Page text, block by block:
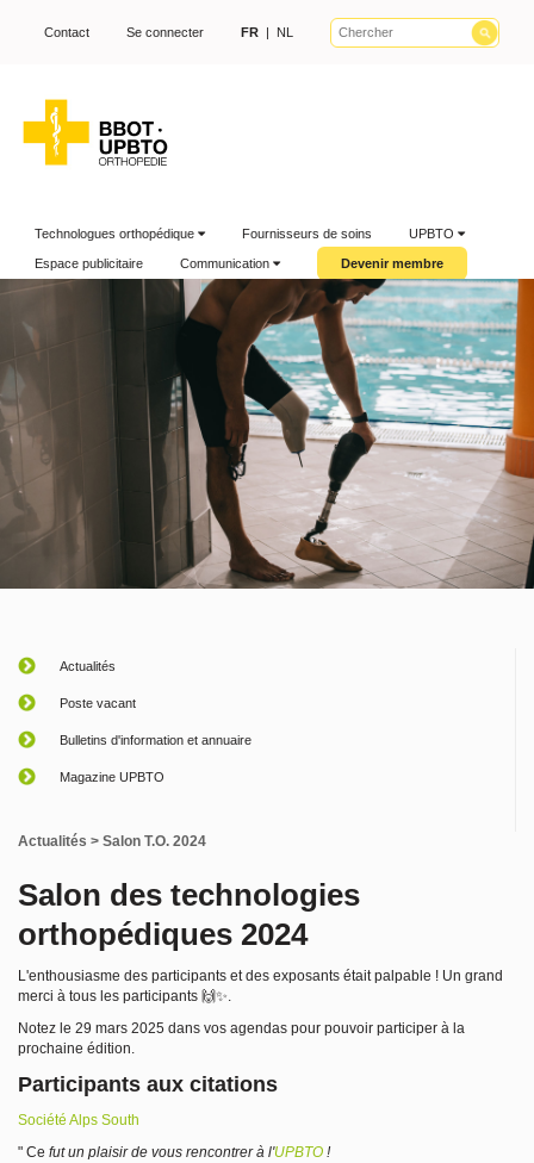
Contact Se connecter FR | NL
Technologues orthopédique Fournisseurs de soins UPBTO
Espace publicitaire Communication Devenir membre
Actualités
Poste vacant
Bulletins d'information et annuaire
Magazine UPBTO
Actualités > Salon T.O. 2024
Salon des technologies
orthopédiques 2024
L'enthousiasme des participants et des exposants était palpable ! Un grand
merci à tous les participants 🙌✨.
Notez le 29 mars 2025 dans vos agendas pour pouvoir participer à la
prochaine édition.
Participants aux citations
Société Alps South
" Ce fut un plaisir de vous rencontrer à l'UPBTO !